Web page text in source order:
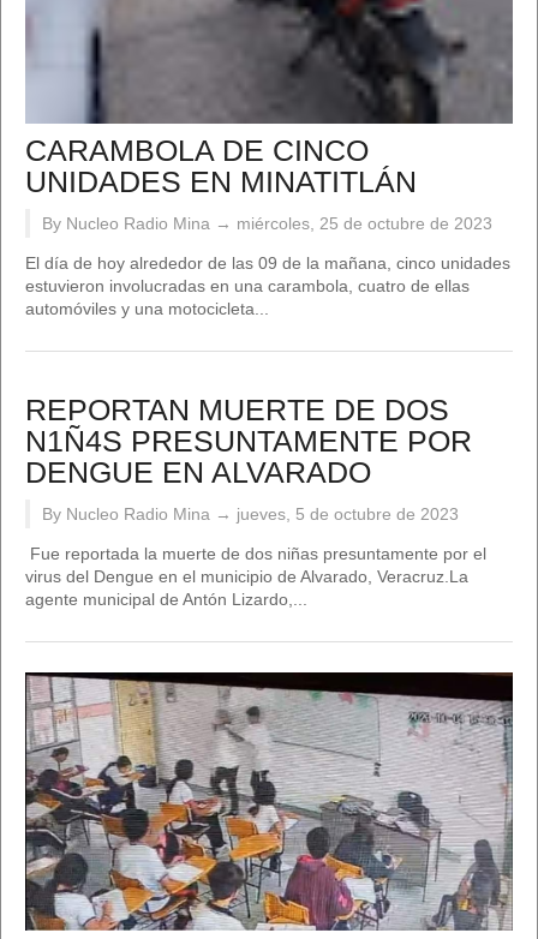
CARAMBOLA DE CINCO
UNIDADES EN MINATITLÁN
By Nucleo Radio Mina → miércoles, 25 de octubre de 2023
El día de hoy alrededor de las 09 de la mañana, cinco unidades
estuvieron involucradas en una carambola, cuatro de ellas
automóviles y una motocicleta...
REPORTAN MUERTE DE DOS
N1Ñ4S PRESUNTAMENTE POR
DENGUE EN ALVARADO
By Nucleo Radio Mina → jueves, 5 de octubre de 2023
Fue reportada la muerte de dos niñas presuntamente por el
virus del Dengue en el municipio de Alvarado, Veracruz.La
agente municipal de Antón Lizardo,...